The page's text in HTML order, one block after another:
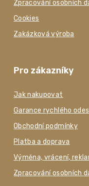
Zpracování osobních
Cookies
Zakázková výroba
Pro zákazníky
Jak nakupovat
Garance rychlého
Obchodní podmínky
Platba a doprava
Výměna, vrácení,
Zpracování osobních